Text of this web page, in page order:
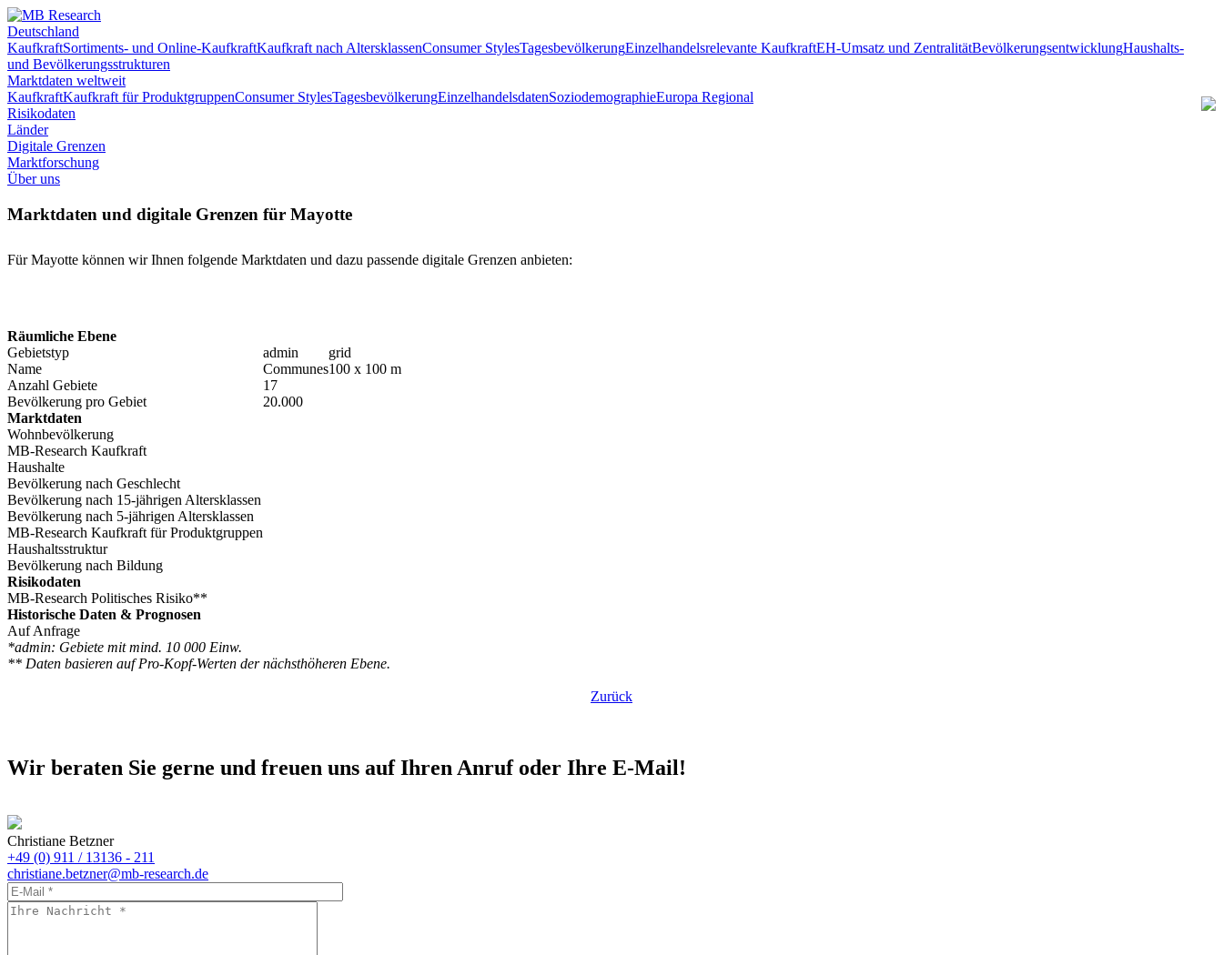
Deutschland
KaufkraftSortiments- und Online-KaufkraftKaufkraft nach AltersklassenConsumer StylesTagesbevölkerungEinzelhandelsrelevante KaufkraftEH-Umsatz und ZentralitätBevölkerungsentwicklungHaushalts-
und Bevölkerungsstrukturen
Marktdaten weltweit
KaufkraftKaufkraft für ProduktgruppenConsumer StylesTagesbevölkerungEinzelhandelsdatenSoziodemographieEuropa Regional
Risikodaten
Länder
Digitale Grenzen
Marktforschung
Über uns
Marktdaten und digitale Grenzen für Mayotte
Für Mayotte können wir Ihnen folgende Marktdaten und dazu passende digitale Grenzen anbieten:
Räumliche Ebene
Gebietstyp
admin
grid
Name
Communes100 x 100 m
Anzahl Gebiete
17
Bevölkerung pro Gebiet
20.000
Marktdaten
Wohnbevölkerung
MB-Research Kaufkraft
Haushalte
Bevölkerung nach Geschlecht
Bevölkerung nach 15-jährigen Altersklassen
Bevölkerung nach 5-jährigen Altersklassen
MB-Research Kaufkraft für Produktgruppen
Haushaltsstruktur
Bevölkerung nach Bildung
Risikodaten
MB-Research Politisches Risiko**
Historische Daten & Prognosen
Auf Anfrage
*admin: Gebiete mit mind. 10 000 Einw.
** Daten basieren auf Pro-Kopf-Werten der nächsthöheren Ebene.
Zurück
Wir beraten Sie gerne und freuen uns auf Ihren Anruf oder Ihre E-Mail!
Christiane Betzner
+49 (0) 911 / 13136 - 211
christiane.betzner@mb-research.de